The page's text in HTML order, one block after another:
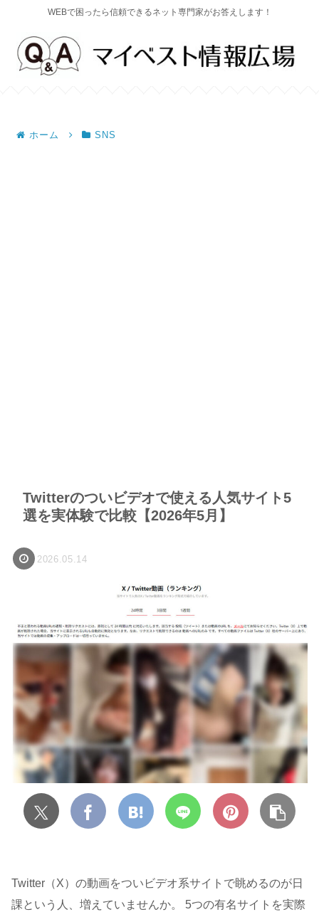
WEBで困ったら信頼できるネット専門家がお答えします！
ホーム SNS
Twitterのついビデオで使える人気サイト5
選を実体験で比較【2026年5月】
2026.05.14
Twitter（X）の動画をついビデオ系サイトで眺めるのが日
課という人、増えていませんか。 5つの有名サイトを実際